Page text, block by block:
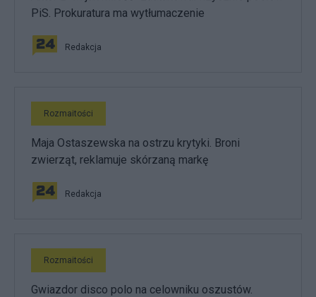
PiS. Prokuratura ma wytłumaczenie
Redakcja
Rozmaitości
Maja Ostaszewska na ostrzu krytyki. Broni
zwierząt, reklamuje skórzaną markę
Redakcja
Rozmaitości
Gwiazdor disco polo na celowniku oszustów.